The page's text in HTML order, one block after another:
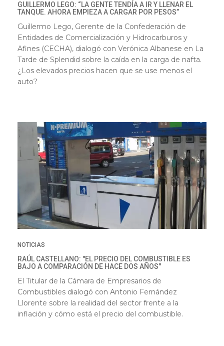
GUILLERMO LEGO: “LA GENTE TENDÍA A IR Y LLENAR EL
TANQUE. AHORA EMPIEZA A CARGAR POR PESOS”
Guillermo Lego, Gerente de la Confederación de
Entidades de Comercialización y Hidrocarburos y
Afines (CECHA), dialogó con Verónica Albanese en La
Tarde de Splendid sobre la caída en la carga de nafta.
¿Los elevados precios hacen que se use menos el
auto?
NOTICIAS
RAÚL CASTELLANO: "EL PRECIO DEL COMBUSTIBLE ES
BAJO A COMPARACIÓN DE HACE DOS AÑOS"
El Titular de la Cámara de Empresarios de
Combustibles dialogó con Antonio Fernández
Llorente sobre la realidad del sector frente a la
inflación y cómo está el precio del combustible.